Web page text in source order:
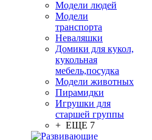
Модели людей
Модели
транспорта
Неваляшки
Домики для кукол,
кукольная
мебель,посудка
Модели животных
Пирамидки
Игрушки для
старшей группы
+ ЕЩЕ 7